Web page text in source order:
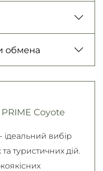
Наложенный
от 500 грн.
онлайн, Google
обмена
и обмена
Coyote
ідеальний вибір
туристичних дій.